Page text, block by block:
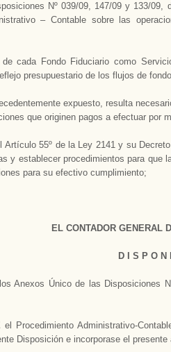
Nº 039/09, 147/09 y 133/
– Contable sobre las
cada Fondo Fiduciario como
presupuestario de los flujos de
expuesto, resulta
que originen pagos a efectuar por
Artículo 55º de la Ley 2141 y su
y establecer procedimientos para
para su efectivo cumplimiento;
EL CONTADOR GENERAL
D I S P O N
los Anexos Único de las Disposiciones
el Procedimiento Administrativo-
Disposición e incorporase el